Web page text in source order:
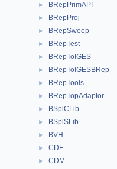
► BRepPrimAPI
► BRepProj
► BRepSweep
► BRepTest
► BRepToIGES
► BRepToIGESBRep
► BRepTools
► BRepTopAdaptor
► BSplCLib
► BSplSLib
► BVH
► CDF
► CDM